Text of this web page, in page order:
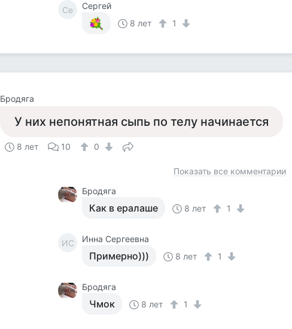
Се
Сергей
8 лет
1
Бродяга
У них непонятная сыпь по телу начинается
8 лет 10 0
Показать все комментарии
Бродяга
Как в ералаше 8 лет 1
ИС Инна Сергеевна
Примерно))) 8 лет 1
Бродяга
Чмок 8 лет 1